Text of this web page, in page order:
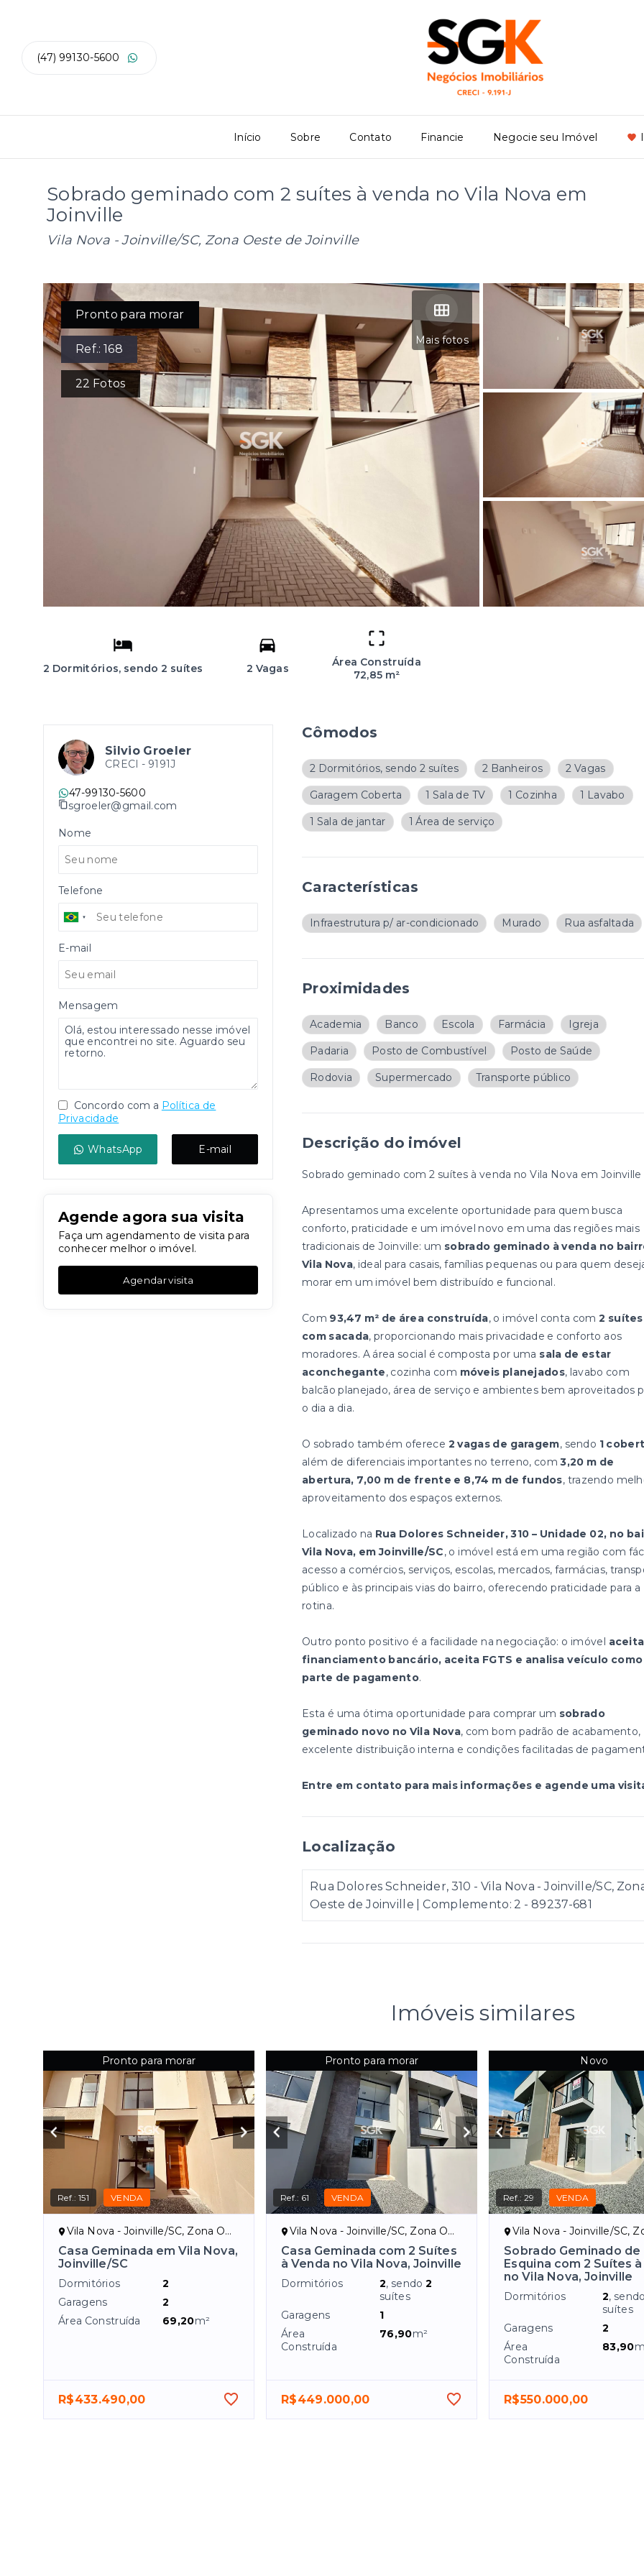
(47) 99130-5600
Início Sobre Contato Financie Negocie seu Imóvel
Sobrado geminado com 2 suítes à venda no Vila Nova em
Joinville
Vila Nova - Joinville/SC, Zona Oeste de Joinville
Mais fotos
Pronto para morar
Ref.:168
22 Fotos
2 Dormitórios, sendo 2 suítes 2 Vagas
Área Construída
72,85 m²
Silvio Groeler
CRECI - 9191J
47-99130-5600
sgroeler@gmail.com
Nome
Telefone
E-mail
Mensagem
Concordo com a Política de
Privacidade
WhatsApp E-mail
Agende agora sua visita
Faça um agendamento de visita para
conhecer melhor o imóvel.
Agendar visita
Cômodos
2 Dormitórios, sendo 2 suítes 2 Banheiros 2 Vagas
Garagem Coberta 1 Sala de TV 1 Cozinha 1 Lavabo
1 Sala de jantar 1 Área de serviço
Características
Infraestrutura p/ ar-condicionado Murado Rua asfaltada
Proximidades
Academia Banco Escola Farmácia Igreja
Padaria Posto de Combustível Posto de Saúde
Rodovia Supermercado Transporte público
Descrição do imóvel
Sobrado geminado com 2 suítes à venda no Vila Nova em Joinville
Apresentamos uma excelente oportunidade para quem busca
conforto, praticidade e um imóvel novo em uma das regiões mais
tradicionais de Joinville: um sobrado geminado à venda no
Vila Nova, ideal para casais, famílias pequenas ou para quem
morar em um imóvel bem distribuído e funcional.
Com 93,47 m² de área construída, o imóvel conta com2 suítes
com sacada, proporcionando mais privacidade e conforto aos
moradores. A área social é composta por uma sala de estar
aconchegante, cozinha com móveis planejados, lavabo com
balcão planejado, área de serviço e ambientes bem aproveitados
o dia a dia.
O sobrado também oferece 2 vagas de garagem, sendo 1
além de diferenciais importantes no terreno, com3,20 m de
abertura, 7,00 m de frente e 8,74 m de fundos, trazendo
aproveitamento dos espaços externos.
Localizado na Rua Dolores Schneider, 310 – Unidade 02, no
Vila Nova, em Joinville/SC, o imóvel está em uma região com
acesso a comércios, serviços, escolas, mercados, farmácias,
público e às principais vias do bairro, oferecendo praticidade para a
rotina.
Outro ponto positivo é a facilidade na negociação: o imóvel aceita
financiamento bancário, aceita FGTS e analisa veículo como
parte de pagamento.
Esta é uma ótima oportunidade para comprar um sobrado
geminado novo no Vila Nova, com bom padrão de acabamento,
excelente distribuição interna e condições facilitadas de
Entre em contato para mais informações e agende uma
Localização
Rua Dolores Schneider, 310 - Vila Nova - Joinville/SC,
Oeste de Joinville | Complemento: 2 - 89237-681
Imóveis similares
Pronto para morar
Ref.:151 VENDA
Vila Nova - Joinville/SC, Zona Oeste de Joinville
Casa Geminada em Vila Nova,
Joinville/SC
Dormitórios
2
Garagens
2
Área Construída
69,20m²
R$433.490,00
Pronto para morar
Ref.: 61 VENDA
Vila Nova - Joinville/SC, Zona Oeste de Joinville
Casa Geminada com 2 Suítes
à Venda no Vila Nova, Joinville
Dormitórios 2, sendo2
suítes
Garagens
1
Área
Construída
76,90m²
R$449.000,00
Novo
Ref.:29 VENDA
Vila Nova - Joinville/SC, Zona Oeste
Sobrado Geminado de
Esquina com 2 Suítes
no Vila Nova, Joinville
Dormitórios 2,
suítes
Garagens
2
Área
Construída
83,90
R$550.000,00